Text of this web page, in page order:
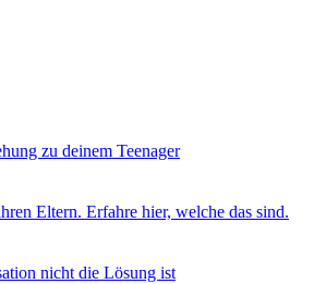
zu deinem Teenager
Eltern. Erfahre hier, welche das sind.
nicht die Lösung ist